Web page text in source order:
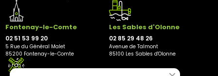
Fontenay-le-Comte
02 51 53 99 20
5 Rue du Général Malet
85200 Fontenay-le-Comte
Les Sables d'Olonne
02 85 29 48 26
Avenue de Talmont
85100 Les Sables d'Olonne